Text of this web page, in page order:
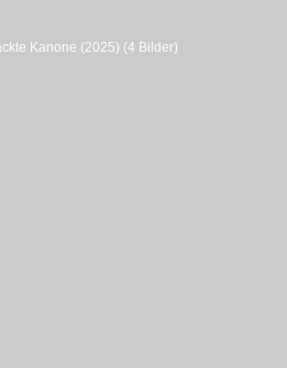
Kanone (2025) (4 Bilder)